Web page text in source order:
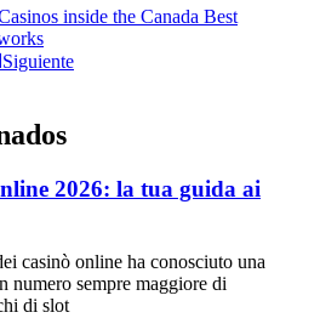
inside the Canada Best
Siguiente
2026: la tua guida ai
casinò online ha conosciuto una
numero sempre maggiore di
di slot